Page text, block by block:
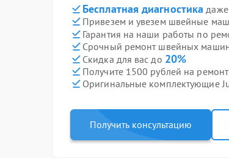
Бесплатная диагностика даже
Привезем и увезем швейные
Гарантия на наши работы по
Срочный ремонт швейных
Скидка для вас до 20%
Получите 1500 рублей на ремонт
Оригинальные комплектующие
Получить консультацию